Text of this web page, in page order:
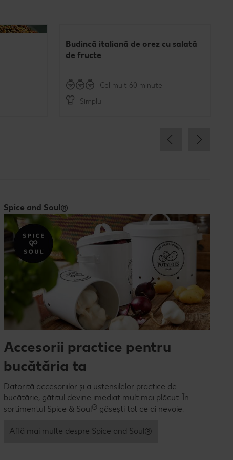
Budincă italiană de orez cu salată
de fructe
Cel mult 60 minute
Simplu
Spice and Soul®
Accesorii practice pentru
bucătăria ta
Datorită accesoriilor și a ustensilelor practice de
bucătărie, gătitul devine imediat mult mai plăcut. În
sortimentul Spice & Soul ® găsești tot ce ai nevoie.
Află mai multe despre Spice and Soul®